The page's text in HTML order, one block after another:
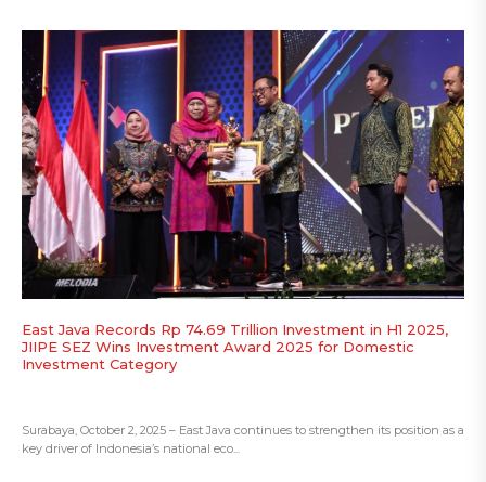
East Java Records Rp 74.69 Trillion Investment in H1 2025,
JIIPE SEZ Wins Investment Award 2025 for Domestic
Investment Category
Surabaya, October 2, 2025 – East Java continues to strengthen its position as a
key driver of Indonesia’s national eco...